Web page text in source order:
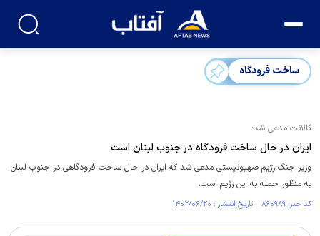
ساخت فرودگاه
گالانت مدعی شد:
ایران در حال ساخت فرودگاه در جنوب لبنان است
وزیر جنگ رژیم صهیونیستی مدعی شد که ایران در حال ساخت فرودگاهی در جنوب لبنان
به منظور حمله به این رژیم است.
کد خبر: ۸۶۰۹۸۹ تاریخ انتشار : ۱۴۰۲/۰۶/۲۰